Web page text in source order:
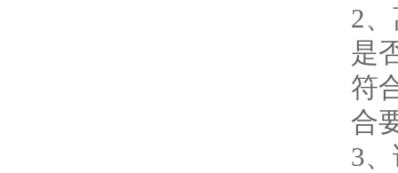
2
是
符
合
3